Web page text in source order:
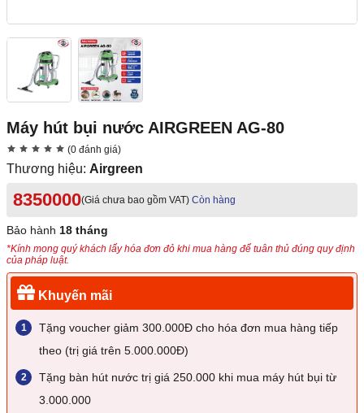
Máy hút bụi nước AIRGREEN AG-80
(0 đánh giá)
Thương hiệu: Airgreen
8350000(Giá chưa bao gồm VAT) Còn hàng
Bảo hành 18 tháng
*Kính mong quý khách lấy hóa đơn đỏ khi mua hàng để tuân thủ đúng quy định
của pháp luật.
Khuyến mãi
Tặng voucher giảm 300.000Đ cho hóa đơn mua hàng tiếp
theo (trị giá trên 5.000.000Đ)
Tặng bàn hút nước trị giá 250.000 khi mua máy hút bụi từ
3.000.000